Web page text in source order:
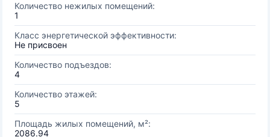
Количество нежилых помещений:
1
Класс энергетической эффективности:
Не присвоен
Количество подъездов:
4
Количество этажей:
5
Площадь жилых помещений, м²:
2086.94